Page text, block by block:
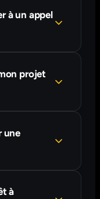
à un appel
projet
une
à